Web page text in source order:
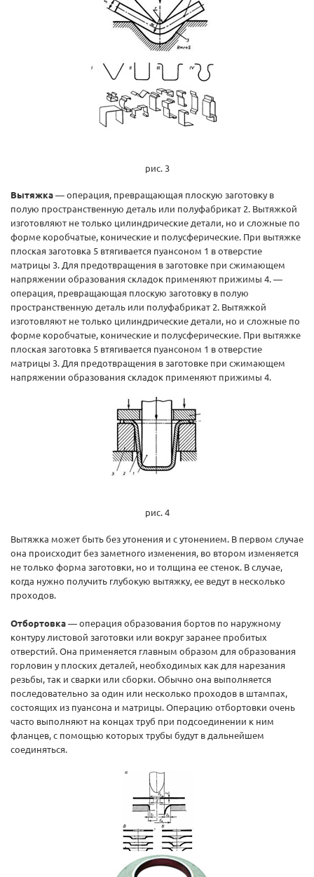
рис. 3
Вытяжка— операция, превращающая плоскую заготовку в
полую пространственную деталь или полуфабрикат 2. Вытяжкой
изготовляют не только цилиндрические детали, но и сложные по
форме коробчатые, конические и полусферические. При вытяжке
плоская заготовка 5 втягивается пуансоном 1 в отверстие
матрицы 3. Для предотвращения в заготовке при сжимающем
напряжении образования складок применяют прижимы 4. —
операция, превращающая плоскую заготовку в полую
пространственную деталь или полуфабрикат 2. Вытяжкой
изготовляют не только цилиндрические детали, но и сложные по
форме коробчатые, конические и полусферические. При вытяжке
плоская заготовка 5 втягивается пуансоном 1 в отверстие
матрицы 3. Для предотвращения в заготовке при сжимающем
напряжении образования складок применяют прижимы 4.
рис. 4
Вытяжка может быть без утонения и с утонением. В первом случае
она происходит без заметного изменения, во втором изменяется
не только форма заготовки, но и толщина ее стенок. В случае,
когда нужно получить глубокую вытяжку, ее ведут в несколько
проходов.
Отбортовка— операция образования бортов по наружному
контуру листовой заготовки или вокруг заранее пробитых
отверстий. Она применяется главным образом для образования
горловин у плоских деталей, необходимых как для нарезания
резьбы, так и сварки или сборки. Обычно она выполняется
последовательно за один или несколько проходов в штампах,
состоящих из пуансона и матрицы. Операцию отбортовки очень
часто выполняют на концах труб при подсоединении к ним
фланцев, с помощью которых трубы будут в дальнейшем
соединяться.